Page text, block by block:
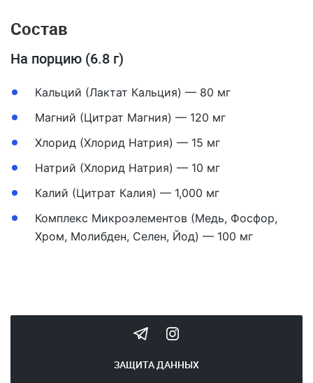
Состав
На порцию (6.8 г)
Кальций (Лактат Кальция) — 80 мг
Магний (Цитрат Магния) — 120 мг
Хлорид (Хлорид Натрия) — 15 мг
Натрий (Хлорид Натрия) — 10 мг
Калий (Цитрат Калия) — 1,000 мг
Комплекс Микроэлементов (Медь, Фосфор,
Хром, Молибден, Селен, Йод) — 100 мг
ЗАЩИТА ДАННЫХ